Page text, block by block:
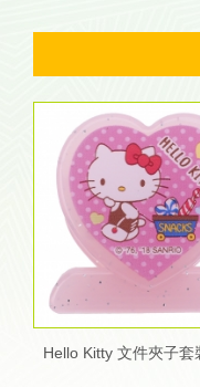
Hello Kitty 文件夾子套